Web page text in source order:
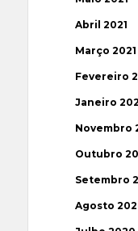
Abril 2021
Março 2021
Fevereiro
Janeiro
Novembro
Outubro
Setembro
Agosto